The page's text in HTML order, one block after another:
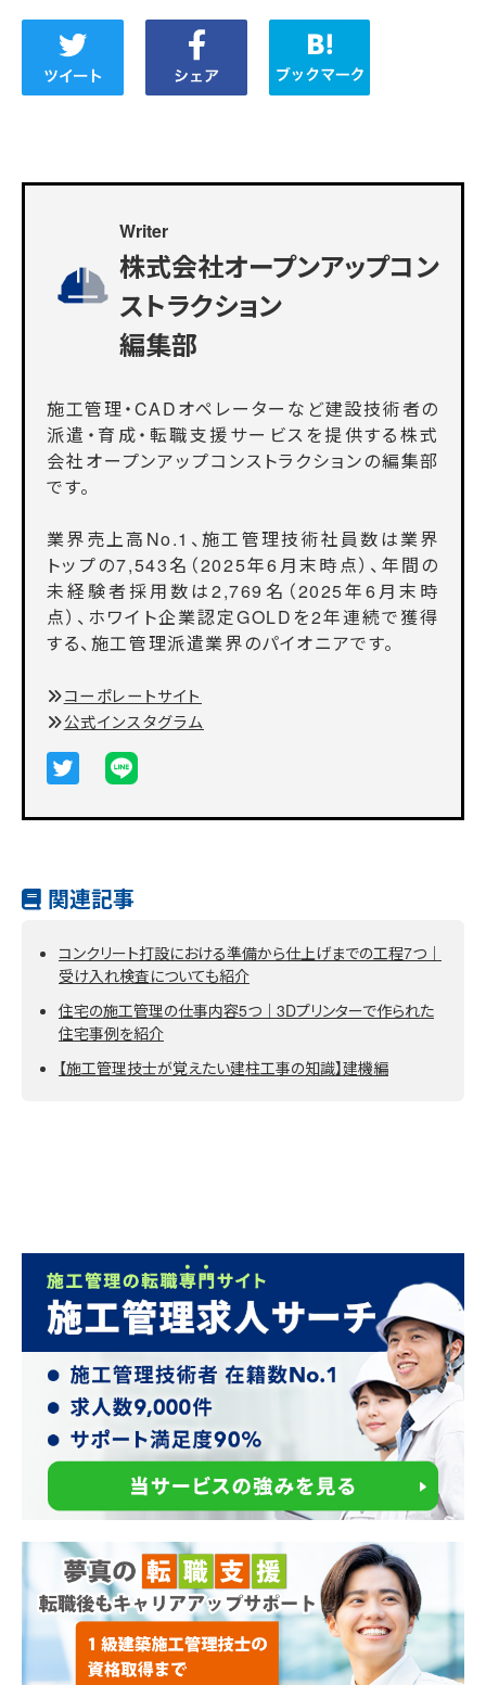
Writer
株式会社オープンアップコン
ストラクション
編集部
施工管理・CADオペレーターなど建設技術者の
派遣・育成・転職支援サービスを提供する株式
会社オープンアップコンストラクションの編集部
です。
業界売上高No.1、施工管理技術社員数は業界
トップの7,543名（2025年6月末時点）、年間の
未経験者採用数は2,769名（2025年6月末時
点）、ホワイト企業認定GOLDを2年連続で獲得
する、施工管理派遣業界のパイオニアです。
コーポレートサイト
公式インスタグラム
関連記事
コンクリート打設における準備から仕上げまでの工程7つ｜
受け入れ検査についても紹介
住宅の施工管理の仕事内容5つ｜3Dプリンターで作られた
住宅事例を紹介
【施工管理技士が覚えたい建柱工事の知識】建機編